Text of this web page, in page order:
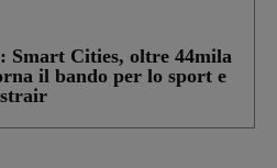
Smart Cities, oltre 44mila
il bando per lo sport e